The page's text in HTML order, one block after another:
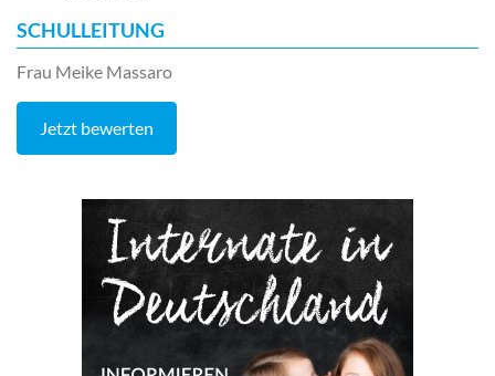
SCHULLEITUNG
Frau Meike Massaro
Jetzt bewerten